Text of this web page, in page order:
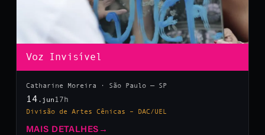
Voz Invisível
Catharine Moreira · São Paulo — SP
14 .jun 17h
Divisão de Artes Cênicas – DAC/UEL
MAIS DETALHES →